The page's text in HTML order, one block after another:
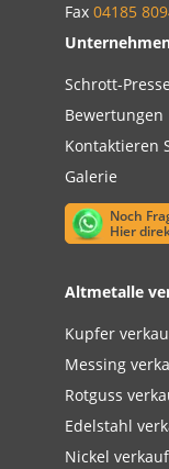
Fax 04185
Schrott-Presse
Bewertungen
Kontaktieren
Galerie
Noch
Hier
Altmetalle
Kupfer
Messing
Rotguss
Edelstahl
Nickel